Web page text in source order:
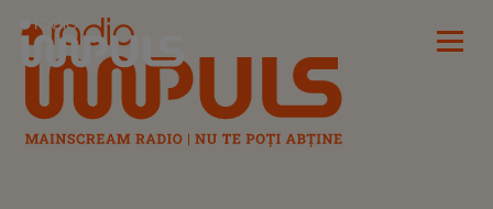
Radio Impuls